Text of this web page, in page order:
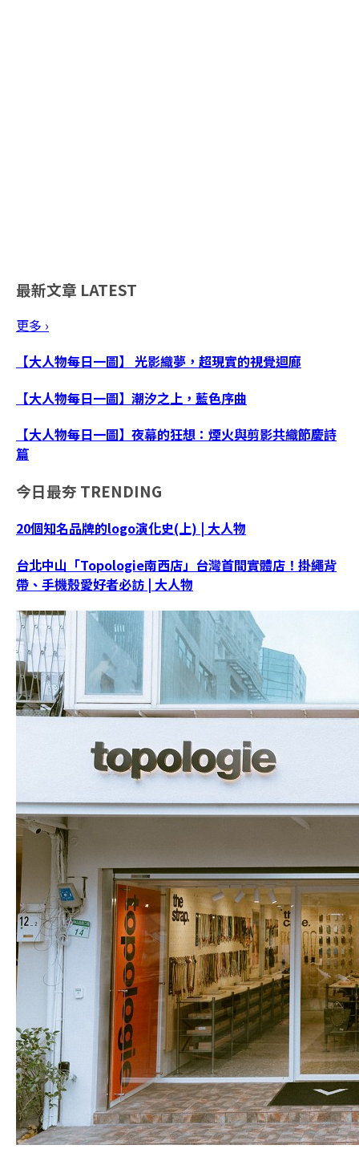
最新文章 LATEST
更多 ›
【大人物每日一圖】 光影織夢，超現實的視覺迴廊
【大人物每日一圖】潮汐之上，藍色序曲
【大人物每日一圖】夜幕的狂想：煙火與剪影共織節慶詩
篇
今日最夯 TRENDING
20個知名品牌的logo演化史(上) | 大人物
台北中山「Topologie南西店」台灣首間實體店！掛繩背
帶、手機殼愛好者必訪 | 大人物